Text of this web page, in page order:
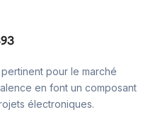
pour le marché
en font un composant
électroniques.